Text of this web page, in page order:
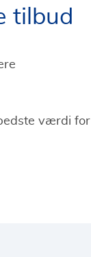
tilbud
værdi for